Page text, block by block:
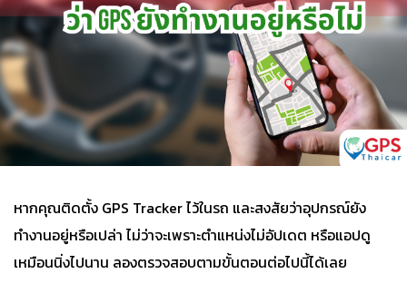
หากคุณติดตั้ง GPS Tracker ไว้ในรถ และสงสัยว่าอุปกรณ์ยัง
ทำงานอยู่หรือเปล่า ไม่ว่าจะเพราะตำแหน่งไม่อัปเดต หรือแอปดู
เหมือนนิ่งไปนาน ลองตรวจสอบตามขั้นตอนต่อไปนี้ได้เลย